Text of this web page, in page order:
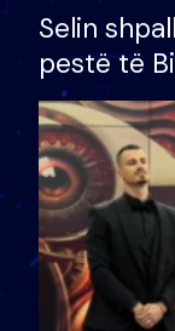
Selin
pestë të
çmimin e